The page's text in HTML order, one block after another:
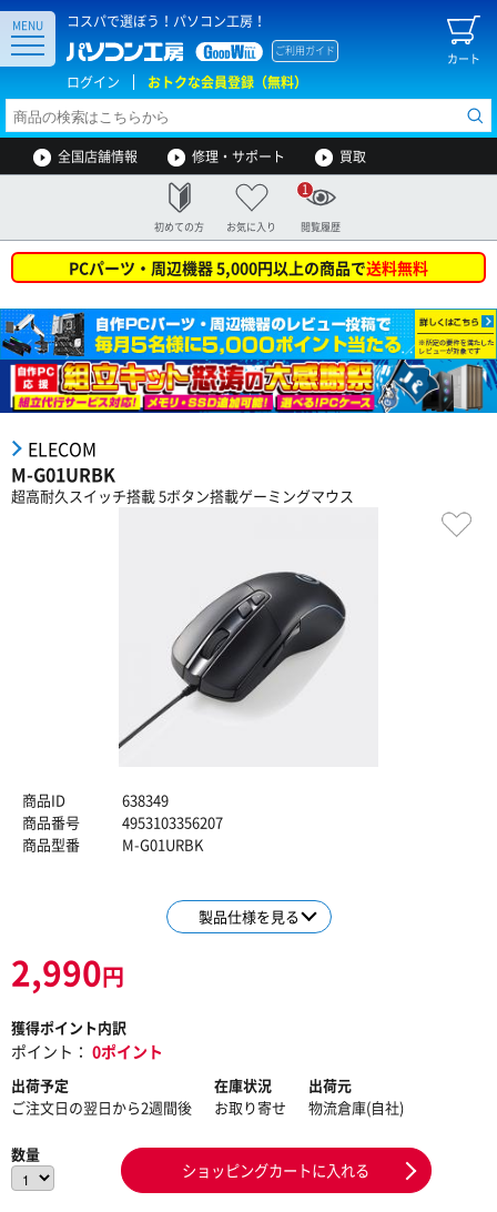
コスパで選ぼう！パソコン工房！
カート
ご利用ガイド
ログイン おトクな会員登録（無料）
MENU
全国店舗情報 修理・サポート 買取
初めての方 お気に入り 閲覧履歴
1
PCパーツ・周辺機器 5,000円以上の商品で送料無料
ELECOM
M-G01URBK
超高耐久スイッチ搭載 5ボタン搭載ゲーミングマウス
商品ID
638349
商品番号
4953103356207
商品型番
M-G01URBK
製品仕様を見る
2,990円
獲得ポイント内訳
ポイント： 0ポイント
出荷予定
ご注文日の翌日から2週間後
在庫状況
お取り寄せ
出荷元
物流倉庫(自社)
数量
ショッピングカートに入れる